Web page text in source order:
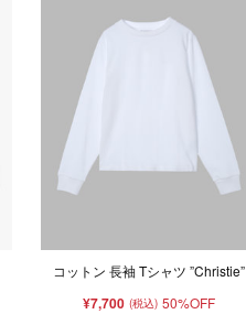
コットン 長袖 Tシャツ ”Christie”
¥7,700 (税込) 50%OFF